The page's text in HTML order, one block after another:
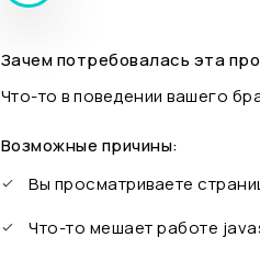
Зачем потребовалась эта
Что-то в поведении вашего
Возможные причины:
Вы просматриваете
Что-то мешает работе